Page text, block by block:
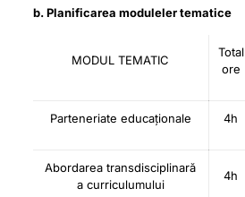
b. Planificarea moduleler tematice
MODUL TEMATIC
Total
ore
Parteneriate educaționale 4h
Abordarea transdisciplinară
a curriculumului
4h